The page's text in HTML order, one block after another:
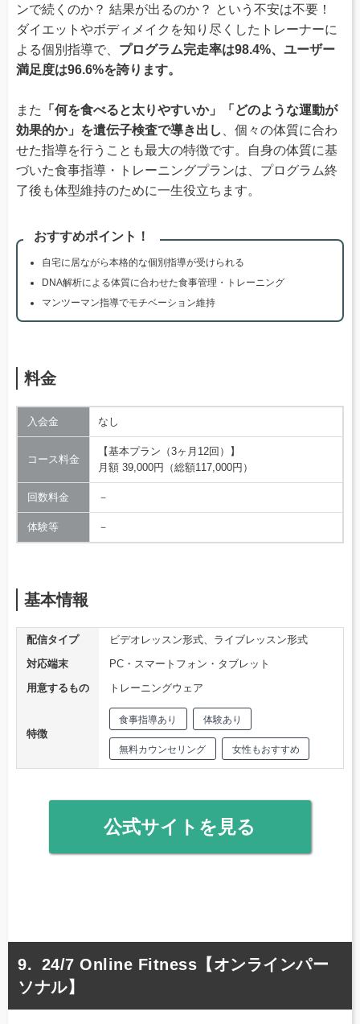
ンで続くのか？ 結果が出るのか？ という不安は不要！
ダイエットやボディメイクを知り尽くしたトレーナーに
よる個別指導で、 プログラム完走率は98.4%、ユーザー
満足度は96.6%を誇ります。
また
「何を食べると太りやすいか」「どのような運動が
効果的か」を遺伝子検査で導き出し
、個々の体質に合わ
せた指導を行うことも最大の特徴です。自身の体質に基
づいた食事指導・トレーニングプランは、プログラム終
了後も体型維持のために一生役立ちます。
おすすめポイント！
自宅に居ながら本格的な個別指導が受けられる
DNA解析による体質に合わせた食事管理・トレーニング
マンツーマン指導でモチベーション維持
料金
入会金 なし
コース料金
【基本プラン（3ヶ月12回）】
月額 39,000円（総額117,000円）
回数料金 －
体験等 －
基本情報
配信タイプ
ビデオレッスン形式、ライブレッスン形式
対応端末
PC・スマートフォン・タブレット
用意するもの
トレーニングウェア
特徴
食事指導あり 体験あり
無料カウンセリング 女性もおすすめ
公式サイトを見る
24/7 Online Fitness【オンラインパー
ソナル】